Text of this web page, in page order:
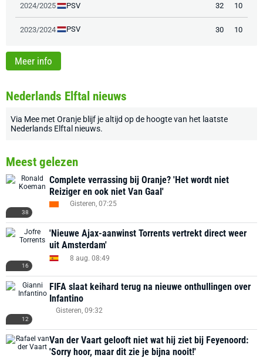
2024/2025 PSV 32 10
2023/2024 PSV 30 10
Meer info
Nederlands Elftal nieuws
Via Mee met Oranje blijf je altijd op de hoogte van het laatste
Nederlands Elftal nieuws.
Meest gelezen
38
Complete verrassing bij Oranje? 'Het wordt niet
Reiziger en ook niet Van Gaal'
Gisteren, 07:25
16
'Nieuwe Ajax-aanwinst Torrents vertrekt direct weer
uit Amsterdam'
8 aug. 08:49
12
FIFA slaat keihard terug na nieuwe onthullingen over
Infantino
Gisteren, 09:32
Van der Vaart gelooft niet wat hij ziet bij Feyenoord:
'Sorry hoor, maar dit zie je bijna nooit!'